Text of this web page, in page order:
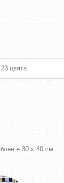
23 цвята
е 30 х 40 см.